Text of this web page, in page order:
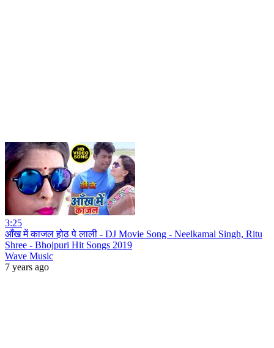
3:25
आँख में काजल होठ पे लाली - DJ Movie Song - Neelkamal Singh, Ritu
Shree - Bhojpuri Hit Songs 2019
Wave Music
7 years ago